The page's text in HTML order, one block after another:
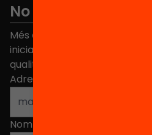
No et perdis res
Més de 40.000 persones ja
iniciatives, propostes i
qualitat de l'educació a
Adreça electrònica
Nom